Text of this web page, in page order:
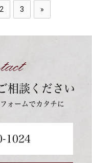
2 3 »
相談ください
ォームでカタチに
1024